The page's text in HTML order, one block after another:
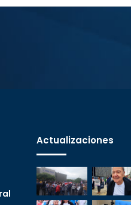
Actualizaciones